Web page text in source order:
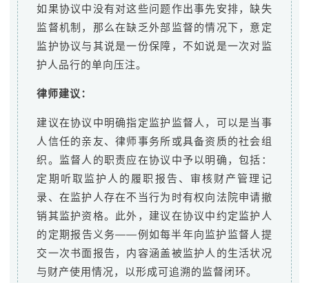
如果协议中没有对这些问题作出事先安排，缺失
监督机制，那么在缺乏外部监督的情况下，意定
监护协议与其说是一份保障，不如说是一次对监
护人品行的单向压注。
律师建议：
建议在协议中明确指定监护监督人，可以是当事
人信任的亲友、律师事务所或具备资质的社会组
织。监督人的职责应在协议中予以明确，包括：
定期听取监护人的履职报告、审核财产管理记
录、在监护人存在不当行为时有权向法院申请撤
销其监护资格。此外，建议在协议中约定监护人
的定期报告义务——例如每半年向监护监督人提
交一次书面报告，内容涵盖被监护人的生活状况
与财产使用情况，以形成可追溯的监督闭环。